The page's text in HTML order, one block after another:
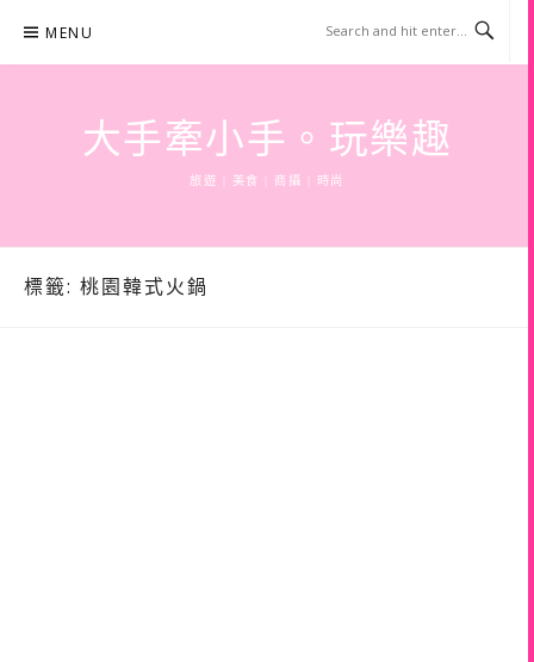
content
MENU
大手牽小手。玩樂趣
旅遊 | 美食 | 商攝 | 時尚
標籤: 桃園韓式火鍋